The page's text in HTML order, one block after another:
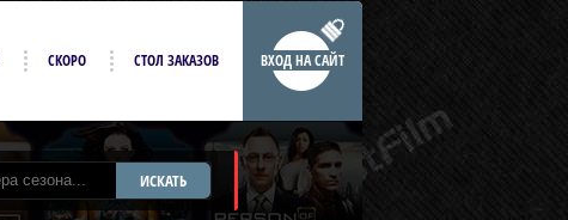
ВХОД НА САЙТ
СКОРО СТОЛ ЗАКАЗОВ
ИСКАТЬ